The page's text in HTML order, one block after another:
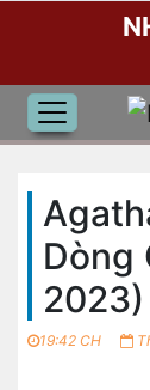
Dòng
2023)
19:42 CH